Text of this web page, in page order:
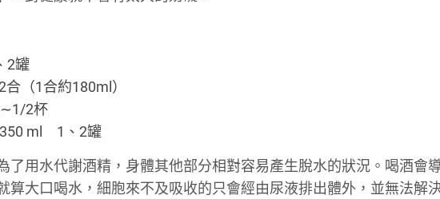
2罐
（1合約180ml）
2杯
350 ml 1、2罐
了用水代謝酒精，身體其他部分相對容易產生脫水的狀況。喝酒會
算大口喝水，細胞來不及吸收的只會經由尿液排出體外，並無法解